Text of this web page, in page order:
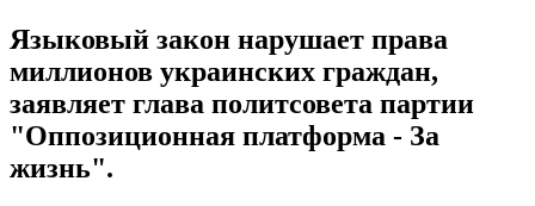
Языковый закон нарушает права
миллионов украинских граждан,
заявляет глава политсовета партии
"Оппозиционная платформа - За
жизнь".